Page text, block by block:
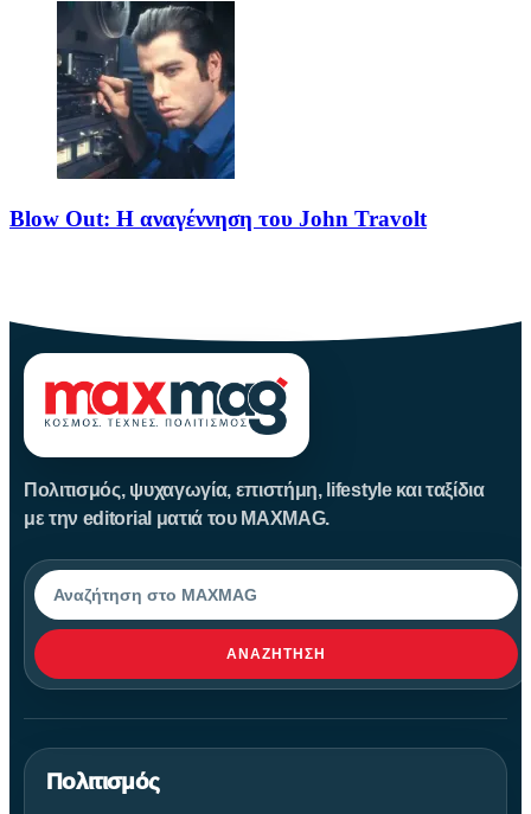
Blow Out: Η αναγέννηση του John Travolt
Πολιτισμός, ψυχαγωγία, επιστήμη, lifestyle και ταξίδια
με την editorial ματιά του MAXMAG.
Αναζήτηση
ΑΝΑΖΉΤΗΣΗ
Πολιτισμός